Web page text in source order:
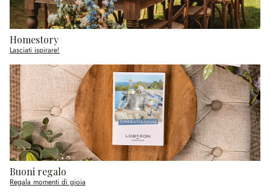
Homestory
Lasciati ispirare!
Buoni regalo
Regala momenti di gioia